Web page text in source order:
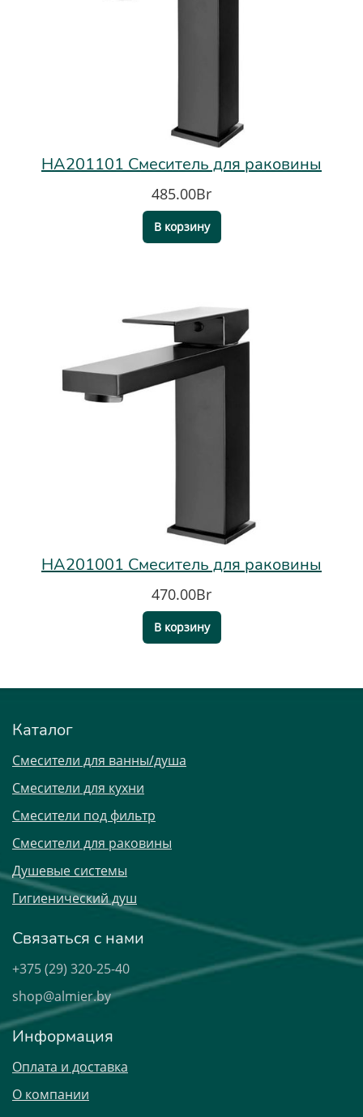
HA201101 Смеситель для раковины
485.00Br
В корзину
HA201001 Смеситель для раковины
470.00Br
В корзину
Каталог
Смесители для ванны/душа
Смесители для кухни
Смесители под фильтр
Смесители для раковины
Душевые системы
Гигиенический душ
Связаться с нами
+375 (29) 320-25-40
shop@almier.by
Информация
Оплата и доставка
О компании